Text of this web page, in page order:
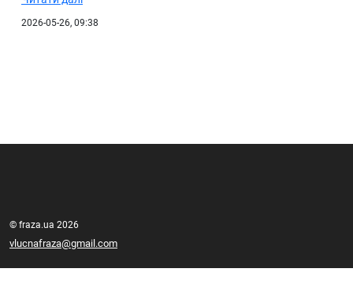
2026-05-26, 09:38
© fraza.ua 2026
vlucnafraza@gmail.com